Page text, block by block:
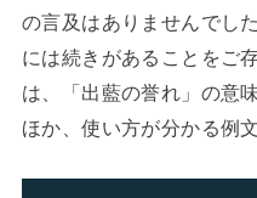
の言及はありませんでし
には続きがあることをご
は、「出藍の誉れ」の意
ほか、使い方が分かる例